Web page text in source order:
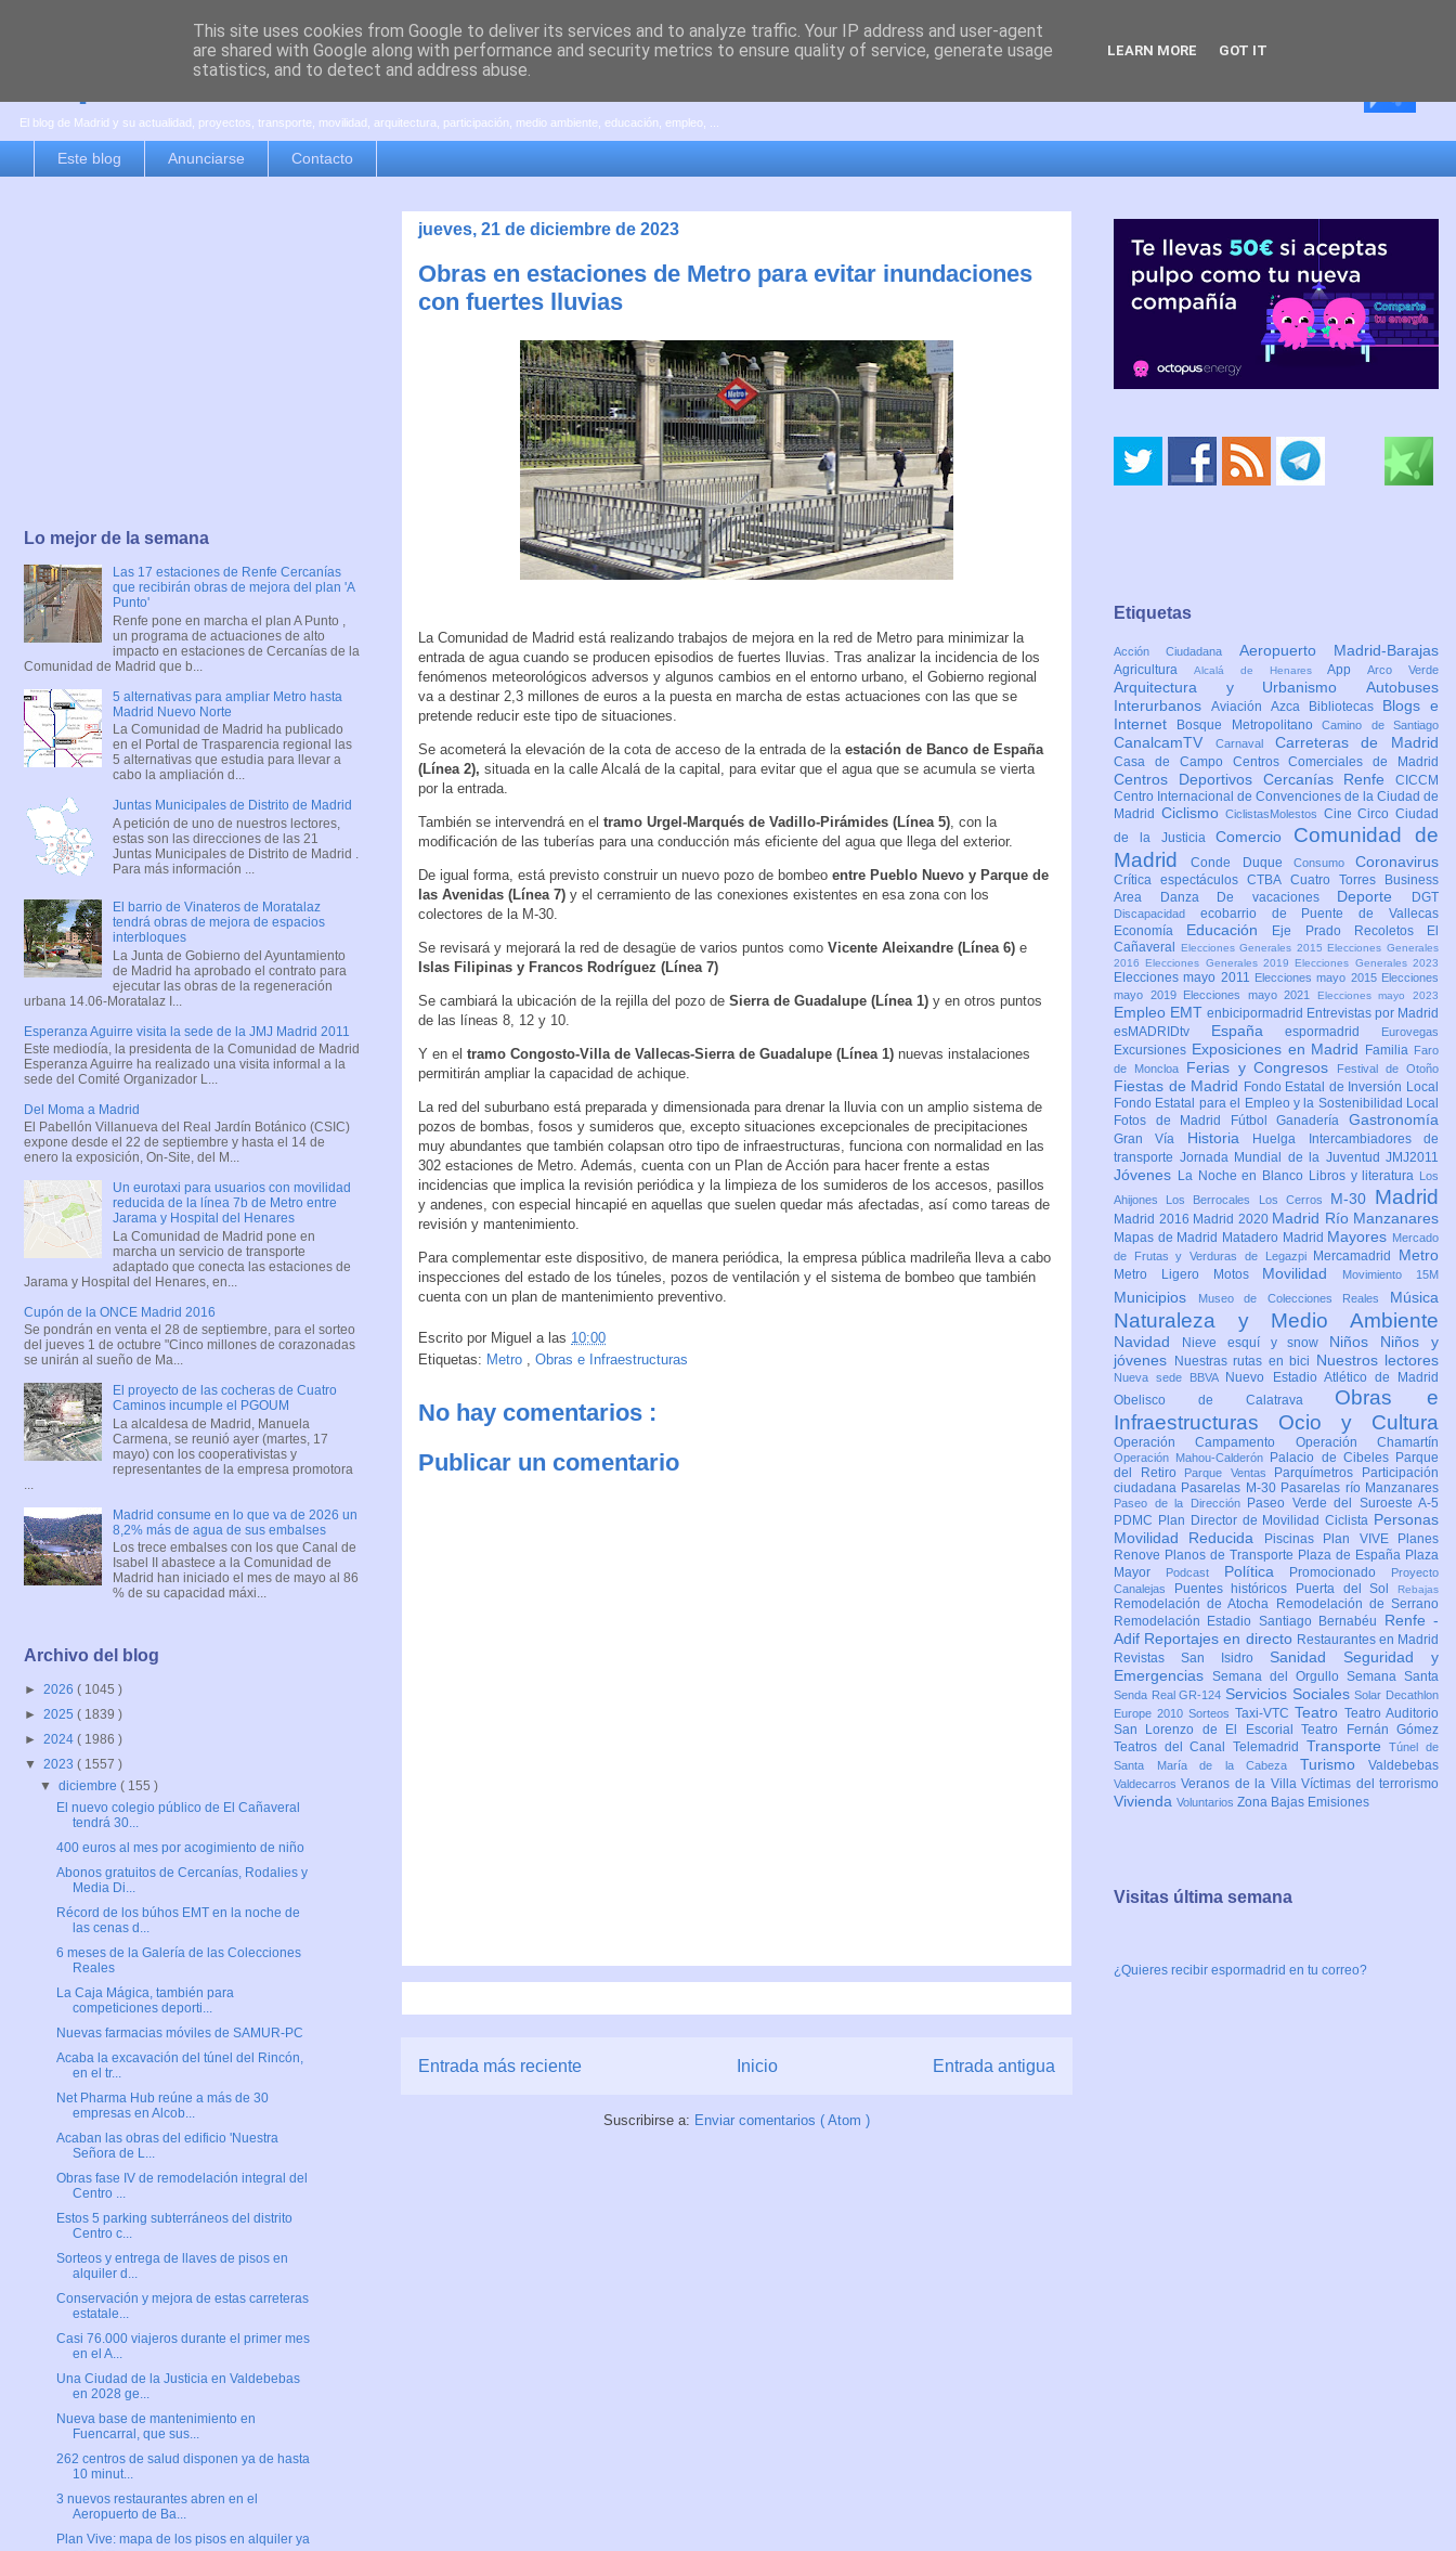
es por madrid
El blog de Madrid y su actualidad, proyectos, transporte, movilidad, arquitectura, participación, medio ambiente, educación, empleo, ...
Este blog Anunciarse Contacto
jueves, 21 de diciembre de 2023
Obras en estaciones de Metro para evitar inundaciones
con fuertes lluvias
La Comunidad de Madrid está realizando trabajos de mejora en la red de Metro para minimizar la
entrada de agua cuando se producen episodios de fuertes lluvias. Tras analizar la incidencia de los
fenómenos meteorológicos adversos y algunos cambios en el entorno urbano, el Gobierno regional
va a destinar 2,3 millones de euros a la puesta en marcha de estas actuaciones con las que se
pretende reducir este tipo de situaciones.
Se acometerá la elevación de la cota de acceso de la entrada de la estación de Banco de España
(Línea 2), situada en la calle Alcalá de la capital, para evitar que el agua que se acumula se vierta
por la entrada.
También se intervendrá en el tramo Urgel-Marqués de Vadillo-Pirámides (Línea 5) , con la
modificación de las tuberías para una conducción más eficiente del agua que llega del exterior.
De igual forma, está previsto construir un nuevo pozo de bombeo entre Pueblo Nuevo y Parque de
las Avenidas (Línea 7) y el cerramiento de las conexiones existentes en esa zona con los
colectores de la M-30.
Se revisará y mejorará la red de desagüe de varios puntos como Vicente Aleixandre (Línea 6) e
Islas Filipinas y Francos Rodríguez (Línea 7)
Se cambiará la ubicación de la rejilla del pozo de Sierra de Guadalupe (Línea 1) y en otros puntos
de las líneas 8, 12 y 10.
Y en el tramo Congosto-Villa de Vallecas-Sierra de Guadalupe (Línea 1) nuevas instalaciones
permitirán ampliar la capacidad de achique.
La red del suburbano está preparada y dimensionada para drenar la lluvia con un amplio sistema de
pozos de bombas, fosos y sumideros que, excepto situaciones excepcionales de precipitaciones
muy abundantes que también colapsan otro tipo de infraestructuras, funciona con normalidad en las
302 estaciones de Metro. Además, cuenta con un Plan de Acción para hacer frente a estas
incidencias que implica la revisión periódica y la limpieza de los sumideros de los accesos, pasillos
y andenes, con especial hincapié en aquellas que suelen quedar más afectadas, así como tareas de
revisión y mantenimiento.
Para complementar este dispositivo, de manera periódica, la empresa pública madrileña lleva a cabo
inspecciones del estado de los túneles, pozos de ventilación y el sistema de bombeo que también
cuenta con un plan de mantenimiento preventivo.
Escrito por Miguel a las 10:00
Etiquetas: Metro , Obras e Infraestructuras
No hay comentarios :
Publicar un comentario
Entrada más reciente Entrada antigua
Inicio
Suscribirse a: Enviar comentarios ( Atom )
Lo mejor de la semana
Las 17 estaciones de Renfe Cercanías
que recibirán obras de mejora del plan 'A
Punto'
Renfe pone en marcha el plan A Punto ,
un programa de actuaciones de alto
impacto en estaciones de Cercanías de la
Comunidad de Madrid que b...
5 alternativas para ampliar Metro hasta
Madrid Nuevo Norte
La Comunidad de Madrid ha publicado
en el Portal de Trasparencia regional las
5 alternativas que estudia para llevar a
cabo la ampliación d...
Juntas Municipales de Distrito de Madrid
A petición de uno de nuestros lectores,
estas son las direcciones de las 21
Juntas Municipales de Distrito de Madrid .
Para más información ...
El barrio de Vinateros de Moratalaz
tendrá obras de mejora de espacios
interbloques
La Junta de Gobierno del Ayuntamiento
de Madrid ha aprobado el contrato para
ejecutar las obras de la regeneración
urbana 14.06-Moratalaz I...
Esperanza Aguirre visita la sede de la JMJ Madrid 2011
Este mediodía, la presidenta de la Comunidad de Madrid
Esperanza Aguirre ha realizado una visita informal a la
sede del Comité Organizador L...
Del Moma a Madrid
El Pabellón Villanueva del Real Jardín Botánico (CSIC)
expone desde el 22 de septiembre y hasta el 14 de
enero la exposición, On-Site, del M...
Un eurotaxi para usuarios con movilidad
reducida de la línea 7b de Metro entre
Jarama y Hospital del Henares
La Comunidad de Madrid pone en
marcha un servicio de transporte
adaptado que conecta las estaciones de
Jarama y Hospital del Henares, en...
Cupón de la ONCE Madrid 2016
Se pondrán en venta el 28 de septiembre, para el sorteo
del jueves 1 de octubre "Cinco millones de corazonadas
se unirán al sueño de Ma...
El proyecto de las cocheras de Cuatro
Caminos incumple el PGOUM
La alcaldesa de Madrid, Manuela
Carmena, se reunió ayer (martes, 17
mayo) con los cooperativistas y
representantes de la empresa promotora
Madrid consume en lo que va de 2026 un
8,2% más de agua de sus embalses
Los trece embalses con los que Canal de
Isabel II abastece a la Comunidad de
Madrid han iniciado el mes de mayo al 86
% de su capacidad máxi...
Archivo del blog
► 2026 ( 1045 )
► 2025 ( 1839 )
► 2024 ( 1986 )
▼ 2023 ( 1557 )
▼diciembre( 155 )
El nuevo colegio público de El Cañaveral
tendrá 30...
400 euros al mes por acogimiento de niño
Abonos gratuitos de Cercanías, Rodalies y
Media Di...
Récord de los búhos EMT en la noche de
las cenas d...
6 meses de la Galería de las Colecciones
Reales
La Caja Mágica, también para
competiciones deporti...
Nuevas farmacias móviles de SAMUR-PC
Acaba la excavación del túnel del Rincón,
en el tr...
Net Pharma Hub reúne a más de 30
empresas en Alcob...
Acaban las obras del edificio 'Nuestra
Señora de L...
Obras fase IV de remodelación integral del
Centro ...
Estos 5 parking subterráneos del distrito
Centro c...
Sorteos y entrega de llaves de pisos en
alquiler d...
Conservación y mejora de estas carreteras
estatale...
Casi 76.000 viajeros durante el primer mes
en el A...
Una Ciudad de la Justicia en Valdebebas
en 2028 ge...
Nueva base de mantenimiento en
Fuencarral, que sus...
262 centros de salud disponen ya de hasta
10 minut...
3 nuevos restaurantes abren en el
Aeropuerto de Ba...
Plan Vive: mapa de los pisos en alquiler ya
Etiquetas
Acción Ciudadana Aeropuerto Madrid-Barajas
Agricultura Alcalá de HenaresAppArco Verde
Arquitectura y Urbanismo Autobuses
Interurbanos Aviación Azca Bibliotecas Blogs e
Internet
Bosque MetropolitanoCamino de Santiago
CanalcamTV Carnaval Carreteras de Madrid
Casa de Campo Centros Comerciales de Madrid
Centros Deportivos Cercanías Renfe CICCM
Centro Internacional de Convenciones de la Ciudad de
Madrid CiclismoCiclistasMolestos CineCircoCiudad
de la JusticiaComercio Comunidad de
MadridConde Duque Consumo Coronavirus
Crítica espectáculosCTBA Cuatro Torres Business
Area
Danza De vacaciones Deporte DGT
Discapacidad ecobarrio de Puente de Vallecas
Economía Educación Eje Prado Recoletos
El
Cañaveral
Elecciones Generales 2015 Elecciones Generales
2016 Elecciones Generales 2019 Elecciones Generales 2023
Elecciones mayo 2011 Elecciones mayo 2015 Elecciones
mayo 2019
Elecciones mayo 2021 Elecciones mayo 2023
Empleo EMT enbicipormadrid Entrevistas por Madrid
esMADRIDtv Españaespormadrid Eurovegas
Excursiones Exposiciones en Madrid Familia Faro
de Moncloa
Ferias y Congresos Festival de Otoño
Fiestas de Madrid Fondo Estatal de Inversión Local
Fondo Estatal para el Empleo y la Sostenibilidad Local
Fotos de Madrid
FútbolGanaderíaGastronomía
Gran Vía Historia Huelga
Intercambiadores de
transporte Jornada Mundial de la Juventud JMJ2011
Jóvenes La Noche en Blanco Libros y literatura
Los
Ahijones
Los Berrocales Los Cerros M-30 Madrid
Madrid 2016 Madrid 2020 Madrid Río Manzanares
Mapas de Madrid Matadero Madrid Mayores Mercado
de Frutas y Verduras de Legazpi
Mercamadrid Metro
Metro Ligero Motos Movilidad Movimiento 15M
Municipios Museo de Colecciones Reales Música
Naturaleza y Medio Ambiente
Navidad Nieve esquí y snow Niños Niños y
jóvenes
Nuestras rutas en bici Nuestros lectores
Nueva sede BBVA
Nuevo Estadio Atlético de Madrid
Obelisco de Calatrava Obras e
Infraestructuras Ocio y Cultura
Operación Campamento Operación Chamartín
Operación Mahou-Calderón Palacio de Cibeles Parque
del Retiro
Parque Ventas Parquímetros
Participación
ciudadana Pasarelas M-30 Pasarelas río Manzanares
Paseo de la Dirección
Paseo Verde del Suroeste A-5
PDMC Plan Director de Movilidad Ciclista Personas
Movilidad Reducida
Piscinas Plan VIVE
Planes
Renove Planos de Transporte Plaza de España Plaza
Mayor
Podcast Política Promocionado
Proyecto
Canalejas
Puentes históricos Puerta del Sol Rebajas
Remodelación de Atocha
Remodelación de Serrano
Remodelación Estadio Santiago Bernabéu Renfe -
Adif Reportajes en directo Restaurantes en Madrid
Revistas San Isidro Sanidad Seguridad y
Emergencias Semana del Orgullo Semana Santa
Senda Real GR-124 Servicios SocialesSolar Decathlon
Europe 2010 Sorteos Taxi-VTC Teatro Teatro Auditorio
San Lorenzo de El EscorialTeatro Fernán Gómez
Teatros del Canal Telemadrid TransporteTúnel de
Santa María de la Cabeza Turismo Valdebebas
ValdecarrosVeranos de la VillaVíctimas del terrorismo
Vivienda Voluntarios Zona Bajas Emisiones
Visitas última semana
¿Quieres recibir espormadrid en tu correo?
This site uses cookies from Google to deliver its services and to analyze traffic. Your IP address and user-agent
are shared with Google along with performance and security metrics to ensure quality of service, generate usage
statistics, and to detect and address abuse.
LEARN MORE GOT IT